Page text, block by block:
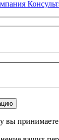
вы принимаете